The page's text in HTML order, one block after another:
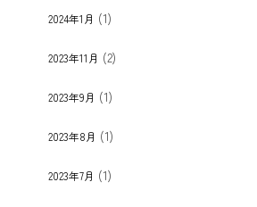
2024年1月 (1)
2023年11月 (2)
2023年9月 (1)
2023年8月 (1)
2023年7月 (1)